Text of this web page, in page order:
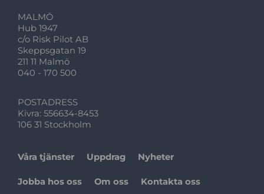
MALMÖ
Hub 1947
c/o Risk Pilot AB
Skeppsgatan 19
211 11 Malmö
040 - 170 500
POSTADRESS
Kivra: 556634-8453
106 31 Stockholm
Våra tjänster Uppdrag Nyheter
Jobba hos oss Om oss Kontakta oss